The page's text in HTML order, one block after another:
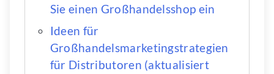
Sie einen Großhandelsshop ein
Ideen für
Großhandelsmarketingstrategien
für Distributoren (aktualisiert